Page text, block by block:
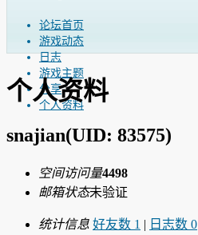
论坛首页
游戏动态
日志
游戏主题
分享
个人资料
个人资料
snajian(UID: 83575)
空间访问量4498
邮箱状态未验证
统计信息 好友数 1 | 日志数 0